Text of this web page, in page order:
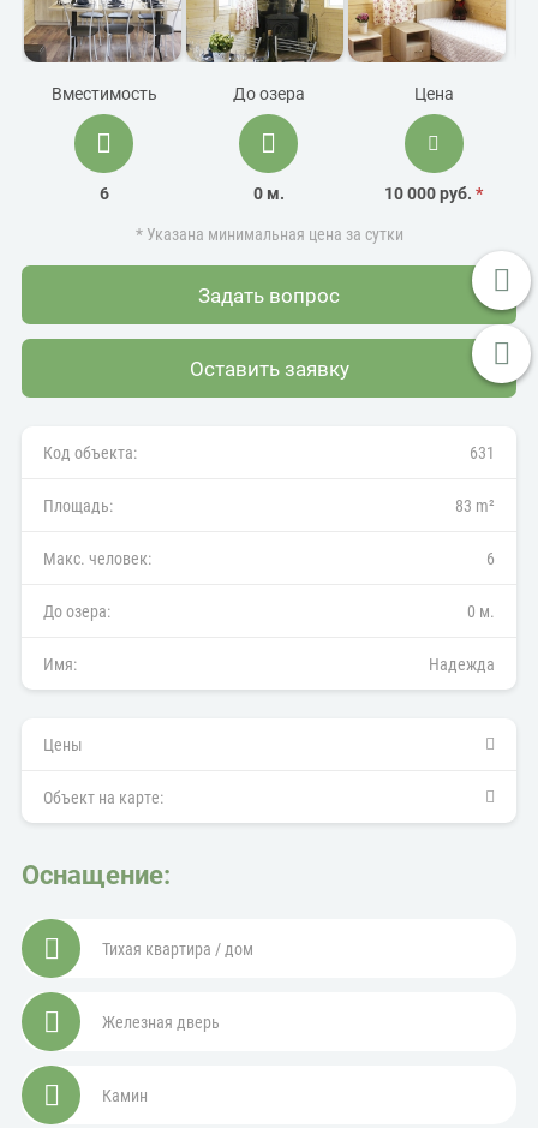
Вместимость
6
До озера
0 м.
Цена
10 000 руб.*
* Указана минимальная цена за сутки
Задать вопрос
Оставить заявку
Код объекта: 631
Площадь: 83 m²
Макс. человек: 6
До озера: 0 м.
Имя: Надежда
Цены
Объект на карте:
Оснащение:
Тихая квартира / дом
Железная дверь
Камин